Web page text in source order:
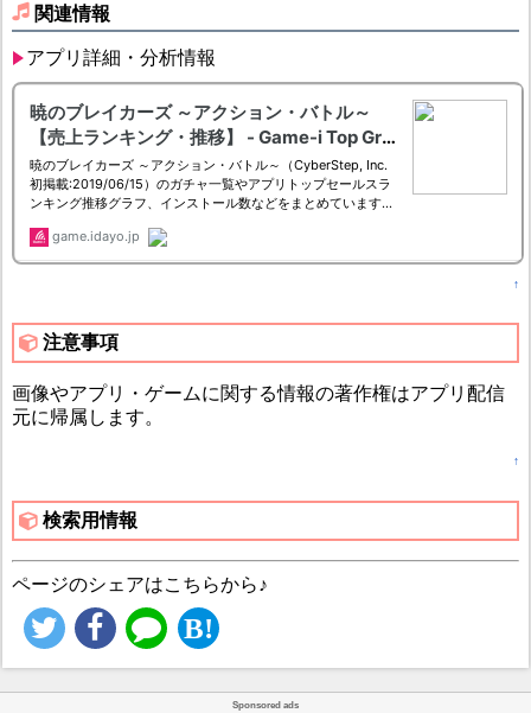
関連情報
アプリ詳細・分析情報
↑
注意事項
画像やアプリ・ゲームに関する情報の著作権はアプリ配信
元に帰属します。
↑
検索用情報
ページのシェアはこちらから♪
Sponsored ads